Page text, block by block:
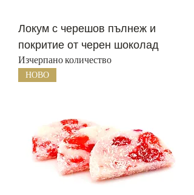
Локум с черешов пълнеж и
покритие от черен шоколад
Изчерпано количество
НОВО